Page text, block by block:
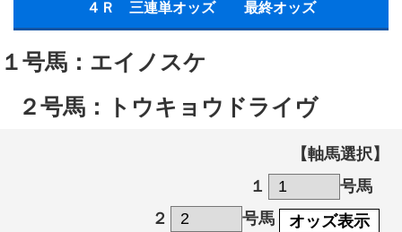
４Ｒ 三連単オッズ 最終オッズ
１号馬：エイノスケ
２号馬：トウキョウドライヴ
【軸馬選択】
１
号馬
２
号馬 オッズ表示